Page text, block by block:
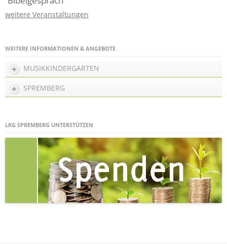
weitere Veranstaltungen
WEITERE INFORMATIONEN & ANGEBOTE
MUSIKKINDERGARTEN
SPREMBERG
LKG SPREMBERG UNTERSTÜTZEN